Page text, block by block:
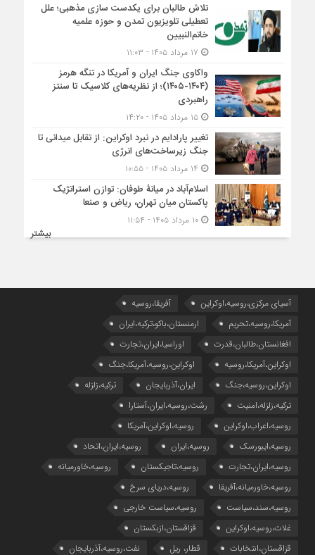
تلاش طالبان برای یکدست سازی مذهبی؛ علل
تعطیلی تلویزیون تمدن و حوزه علمیه
خاتم‌النبیین
واکاوی جنگ ایران و آمریکا در تنگه هرمز
(۱۴۰۴-۱۴۰۵)؛ از نظریه‌های کلاسیک تا سنتز
راهبردی
۱۵ مرداد ۱۴۰۵ - ۱۴:۲۰
تغییر پارادایم در نبرد اوکراین: از تقابل میدانی تا
جنگ زیرساخت‌های انرژی
اسلام‌آباد در میانۀ طوفان: توازن استراتژیک
پاکستان میان تهران، ریاض و صنعا
۱۰ مرداد ۱۴۰۵ - ۱۱:۵۴
بیشتر
آسیای مرکزی،روسیه،اوکراین
آفریقا،روسیه
آمریکا،روسیه،تحریم
ارمنستان،باکو،ترکیه،ایران
افغانستان،طالبان،قدرت
اوراسیا،ایران،تجارت
اوکراین،آمریکا،روسیه
اوکراین،روسیه،آمریکا،جنگ
اوکراین،روسیه،جنگ
ایران،آذربایجان
ترکیه،زلزله
ترکیه،زلزله،امنیت
رشت،روسیه،ایران،آستارا
روسیه،اعراب،اوکراین
روسیه،اوکراین،آمریکا
روسیه،ایبورسک
روسیه،ایران
روسیه،ایران،اتحاد
روسیه،ایران،تجارت
روسیه،تاجیکستان
روسیه،خاورمیانه
روسیه،خاورمیانه،آفریقا
روسیه،دریای سرخ
روسیه،سند،سیاست
روسیه،سیاست خارجی
غلات،روسیه،اوکراین
قزاقستان،ازبکستان
قزاقستان،انتخابات
قطار، ریل نفت،روسیه،آذربایجان